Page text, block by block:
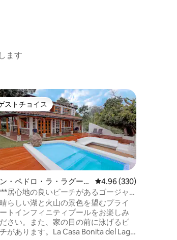
ます
5つ星中4.97つ星の平均評価
ゲストチョイス
ストチョイス
・ペドロ・ラ・ラグーナ
テージ
レビュー330件、5つ星
4.96 (330)
居心地の良いビーチがあるゴージャ
湖畔ヴィラ
らしい湖と火山の景色を望むプライ
トインフィニティプールをお楽しみ
さい。また、家の目の前に泳げるビ
があります。La Casa Bonita del Lago